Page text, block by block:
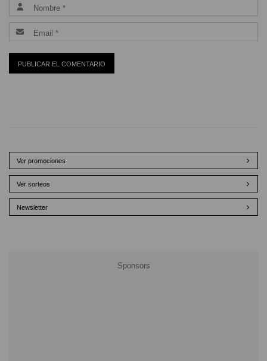
Ver promociones
Ver sorteos
Newsletter